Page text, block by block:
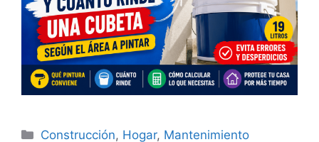
Categorías
Construcción, Hogar, Mantenimiento